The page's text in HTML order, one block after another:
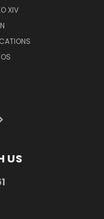
XIV
US